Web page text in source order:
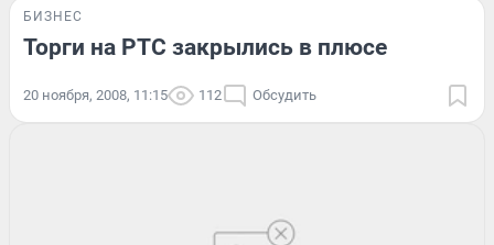
БИЗНЕС
Торги на РТС закрылись в плюсе
20 ноября, 2008, 11:15 112 Обсудить